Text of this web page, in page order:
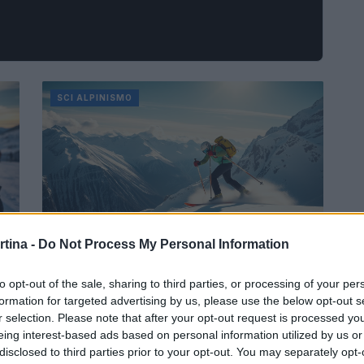
- Do Not Process My Personal Information
opt-out of the sale, sharing to third parties, or processing of your
for targeted advertising by us, please use the below opt-out
selection. Please note that after your opt-out request is processed
interest-based ads based on personal information utilized by us
to third parties prior to your opt-out. You may separately
SCI ALPINISMO
Olimpiadi 2026
Nicolò Canclini, promessa dello sci alpinismo,
esprime la sua gioia per l'arrivo di questo sport alle
Olimpiadi. Scopri il calendario e come…